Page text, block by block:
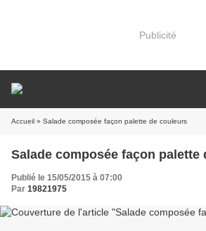
Publicité
Accueil » Salade composée façon palette de couleurs
Salade composée façon palette
Publié le 15/05/2015 à 07:00
Par 19821975